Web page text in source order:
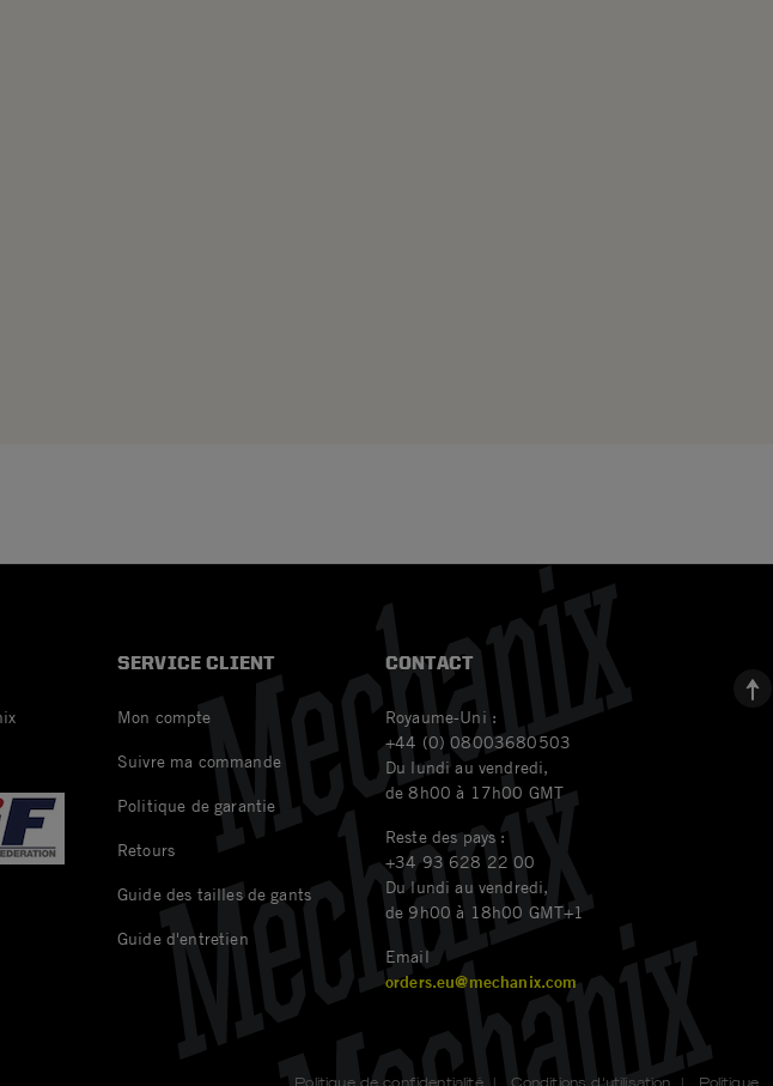
SERVICE CLIENT
Mon compte
Suivre ma commande
Politique de garantie
Retours
Guide des tailles de gants
Guide d'entretien
CONTACT
Royaume-Uni :
+44 (0) 08003680503
Du lundi au vendredi,
de 8h00 à 17h00 GMT
Reste des pays :
+34 93 628 22 00
Du lundi au vendredi,
de 9h00 à 18h00 GMT+1
Email
orders.eu@mechanix.com
Politique de confidentialité| Conditions d'utilisation | Politique